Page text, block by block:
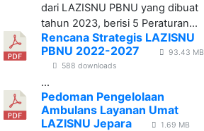
dari LAZISNU PBNU yang dibuat
tahun 2023, berisi 5 Peraturan...
Rencana Strategis LAZISNU
PBNU 2022-2027
93.43 MB
588 downloads
...
Pedoman Pengelolaan
Ambulans Layanan Umat
LAZISNU Jepara
1.69 MB